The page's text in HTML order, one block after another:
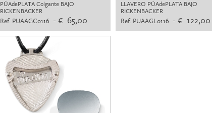
PÚAdePLATA Colgante BAJO
RICKENBACKER
Ref. PUAAGC0116 - € 65,00
LLAVERO PÚAdePLATA BAJO
RICKENBACKER
Ref. PUAAGL0116 - € 122,00